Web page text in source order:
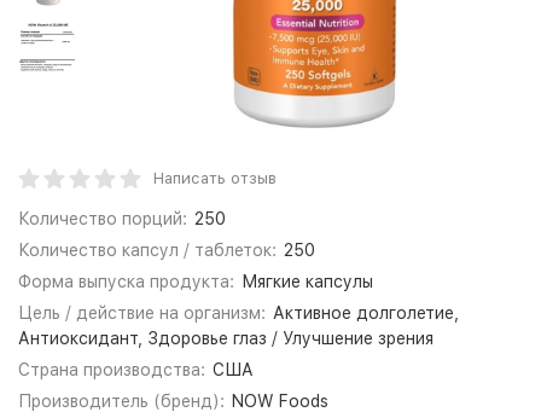
Написать отзыв
Количество порций: 250
Количество капсул / таблеток: 250
Форма выпуска продукта:
Мягкие капсулы
Цель / действие на организм: Активное долголетие,
Антиоксидант, Здоровье глаз / Улучшение зрения
Страна производства: США
Производитель (бренд): NOW Foods